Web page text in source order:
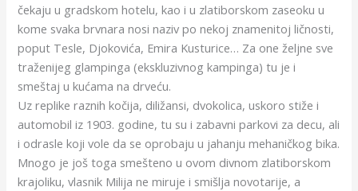
čekaju u gradskom hotelu, kao i u zlatiborskom zaseoku u
kome svaka brvnara nosi naziv po nekoj znamenitoj ličnosti,
poput Tesle, Djokovića, Emira Kusturice… Za one željne sve
traženijeg glampinga (ekskluzivnog kampinga) tu je i
smeštaj u kućama na drveću.
Uz replike raznih kočija, diližansi, dvokolica, uskoro stiže i
automobil iz 1903. godine, tu su i zabavni parkovi za decu, ali
i odrasle koji vole da se oprobaju u jahanju mehaničkog bika.
Mnogo je još toga smešteno u ovom divnom zlatiborskom
krajoliku, vlasnik Milija ne miruje i smišlja novotarije, a